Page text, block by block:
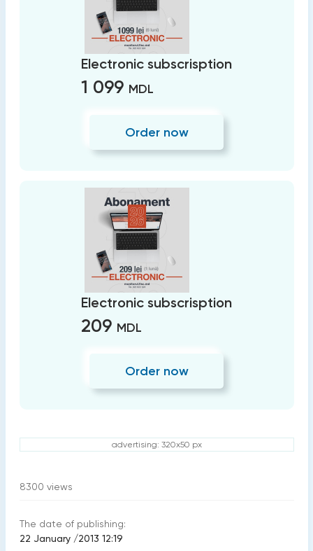
Electronic subscrisption
1 099 MDL
Order now
Electronic subscrisption
209 MDL
Order now
advertising: 320x50 px
8300 views
The date of publishing:
22 January /2013 12:19